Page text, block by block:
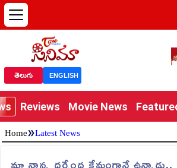
తెలుగు ENGLISH
Reviews Movie News
Home»Latest News